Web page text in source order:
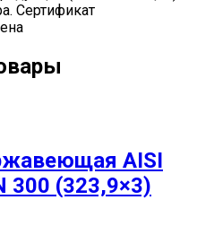
Сертификат
AISI
300 (323,9×3)